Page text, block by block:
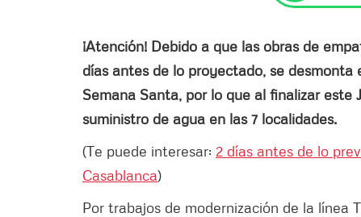
¡Atención! Debido a que las obras de
días antes de lo proyectado, se
Semana Santa, por lo que al finalizar
suministro de agua en las 7 localidades.
(Te puede interesar: 2 días antes de lo
Casablanca)
Por trabajos de modernización de la línea